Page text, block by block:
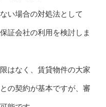
い場合の対処法として
証会社の利用を検討しま
はなく、賃貸物件の大家
の契約が基本ですが、審